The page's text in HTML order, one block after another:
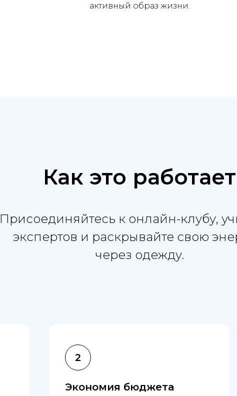
активный образ жизни.
Как это работает
Присоединяйтесь к онлайн-клубу,
экспертов и раскрывайте свою
через одежду.
Экономия бюджета